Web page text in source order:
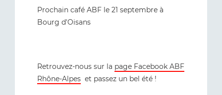
Prochain café ABF le 21 septembre à
Bourg d'Oisans
Retrouvez-nous sur la page Facebook ABF
Rhône-Alpes et passez un bel été !